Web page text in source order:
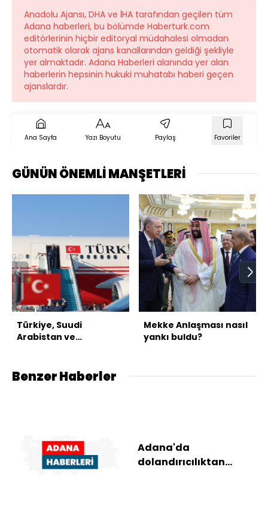
Anadolu Ajansı, DHA ve İHA tarafından geçilen tüm
Adana haberleri, bu bölümde Haberturk.com
editörlerinin hiçbir editoryal müdahalesi olmadan
otomatik olarak ajans kanallarından geldiği şekliyle
yer almaktadır. Adana Haberleri alanında yer alan
haberlerin hepsinin hukuki muhatabı haberi geçen
ajanslardır.
Ana Sayfa Yazı Boyutu Paylaş Favoriler
GÜNÜN ÖNEMLİ MANŞETLERİ
Türkiye, Suudi
Arabistan ve
Mekke Anlaşması nasıl
yankı buldu?
Benzer Haberler
Adana'da
dolandırıcılıktan